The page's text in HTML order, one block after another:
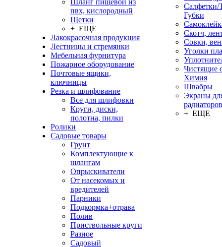
Шланг пищевой из
пвх, кислородный
Щетки
+ ЕЩЕ
Лакокрасочная продукция
Лестницы и стремянки
Мебельная фурнитура
Пожарное оборудование
Почтовые ящики,
ключницы
Резка и шлифование
Все для шлифовки
Круги, диски,
полотна, пилки
Ролики
Садовые товары
Грунт
Комплектующие к
шлангам
Опрыскиватели
От насекомых и
вредителей
Парники
Подкормка+отрава
Полив
Приствольные круги
Разное
Садовый
Салфетки/
Губки
Скотч,
Совки,
Уголки
Чистящие
Химия
Швабры
Экраны
радиаторов
+ ЕЩЕ